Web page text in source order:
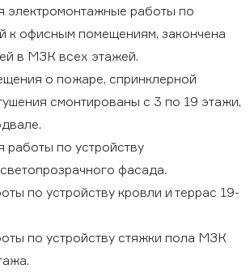
работы по
к офисным помещениям, закончена
в МЗК всех этажей.
о пожаре, спринклерной
смонтированы с 3 по 19 этажи,
по устройству
фасада.
по устройству кровли и террас 19-
по устройству стяжки пола МЗК